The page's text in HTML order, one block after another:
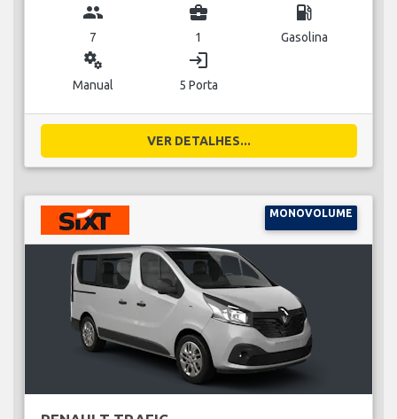
group
7
business_center
1
local_gas_station
Gasolina
miscellaneous_services
Manual
login
5 Porta
VER DETALHES...
MONOVOLUME